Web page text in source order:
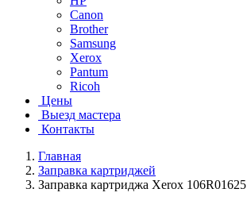
Canon
Brother
Samsung
Xerox
Pantum
Ricoh
Цены
Выезд мастера
Контакты
Главная
Заправка картриджей
Заправка картриджа Xerox 106R01625